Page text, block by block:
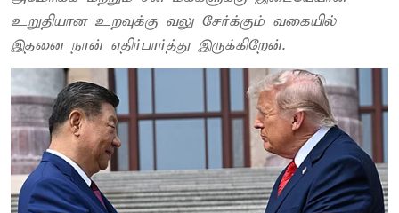
உறுதியான உறவுக்கு வலு சேர்க்கும் வகையில்
இதனை நான் எதிர்பார்த்து இருக்கிறேன்.